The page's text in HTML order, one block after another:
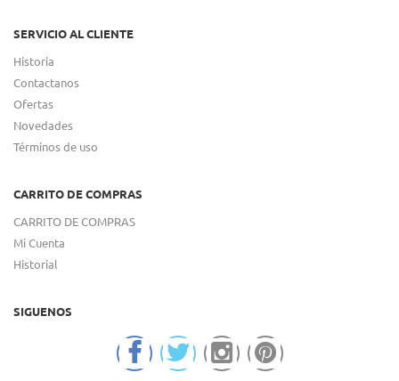
SERVICIO AL CLIENTE
Historia
Contactanos
Ofertas
Novedades
Términos de uso
CARRITO DE COMPRAS
CARRITO DE COMPRAS
Mi Cuenta
Historial
SIGUENOS